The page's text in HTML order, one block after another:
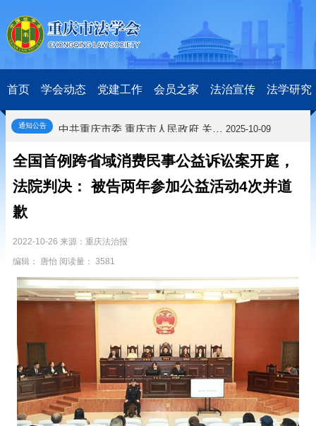
首页 学会动态 党建工作 会员之家 法治宣传 法学研究
通知公告
关于开展第十一届“全国杰出青年法学家”评选表彰活动的通知 2026-03-18
研究阐释党的二十届四中全会和中央全面依法治国工作会议精神专项课题立项公示公告 2026-02-28
关于研究阐释党的二十届四中全会和中央全面依法治国工作会议精神专项课题申报工作的通知 2025-12-07
第七届“中国—东盟法治论坛”11月20日至22日在渝举办2025-11-18
2025-10-09
关于学习运用普法专栏节目《说法》的通知 2025-09-08
征稿启事 2025-08-28
会议预告 | 中国法学会法学期刊研究会2025年年会将在重庆召开 2025-03-12
关于开展第十一届“全国杰出青年法学家”评选表彰活动的通知 2026-03-18
2026-02-28
第七届“中国—东盟法治论坛”11月20日至22日在渝举办
重庆市法学会数字法学研究会学术年会拟于11月14日召开 2025-10-28
中共重庆市委 重庆市人民政府 关于深入开展向“时代楷模”重庆检察未成年人保护工作团队代表学习活动的决定 2025-10-09
中央政法委印发通知要求学习宣传重庆检察未成年人保护工作团队代表先进事迹 2025-09-30
关于学习运用普法专栏节目《说法》的通知 2025-09-08
全国首例跨省域消费民事公益诉讼案开庭，
法院判决： 被告两年参加公益活动4次并道
歉
2022-10-26 来源：重庆法治报
编辑： 唐怡 阅读量： 3581